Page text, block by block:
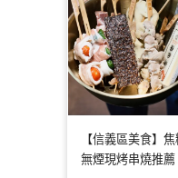
【信義區美食】
無煙現烤串燒推薦